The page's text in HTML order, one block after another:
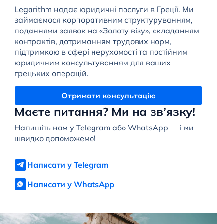
Маєте питання? Ми на зв’язку!
Напишіть нам у Telegram або WhatsApp — і ми
швидко допоможемо!
Написати у Telegram
Написати у WhatsApp
Legarithm надає юридичні послуги в Греції. Ми
займаємося корпоративним структуруванням,
поданнями заявок на «Золоту візу», складанням
контрактів, дотриманням трудових норм,
підтримкою в сфері нерухомості та постійним
юридичним консультуванням для ваших
грецьких операцій.
Отримати консультацію